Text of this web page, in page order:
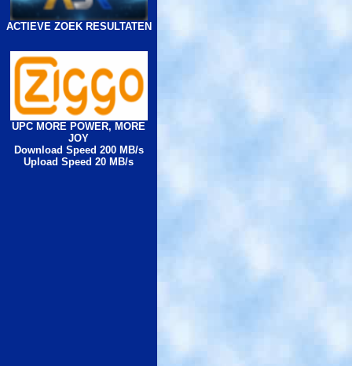
ACTIEVE ZOEK RESULTATEN
UPC MORE POWER, MORE
JOY
Download Speed 200 MB/s
Upload Speed 20 MB/s